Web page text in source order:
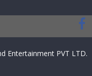
PVT LTD.